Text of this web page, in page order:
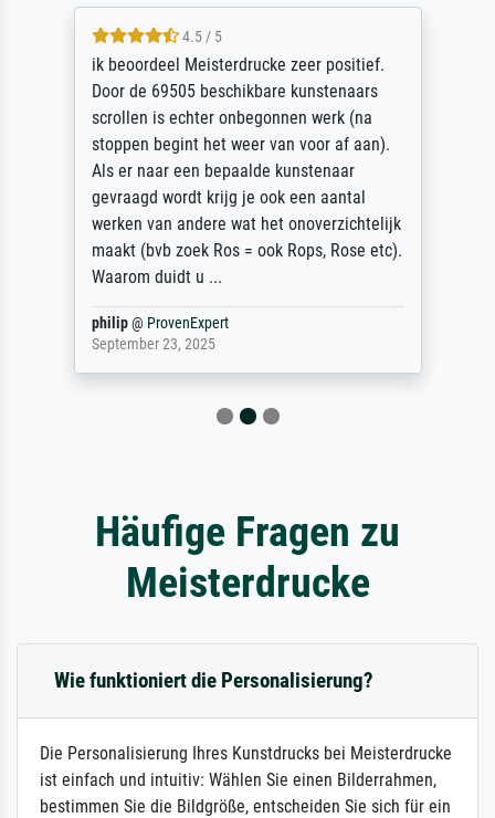
4.5 / 5
ik beoordeel Meisterdrucke zeer positief.
Door de 69505 beschikbare kunstenaars
scrollen is echter onbegonnen werk (na
stoppen begint het weer van voor af aan).
Als er naar een bepaalde kunstenaar
gevraagd wordt krijg je ook een aantal
werken van andere wat het onoverzichtelijk
maakt (bvb zoek Ros = ook Rops, Rose etc).
Waarom duidt u ...
philip@ ProvenExpert
September 23, 2025
Häufige Fragen zu
Meisterdrucke
Wie funktioniert die Personalisierung?
Die Personalisierung Ihres Kunstdrucks bei Meisterdrucke
ist einfach und intuitiv: Wählen Sie einen Bilderrahmen,
bestimmen Sie die Bildgröße, entscheiden Sie sich für ein